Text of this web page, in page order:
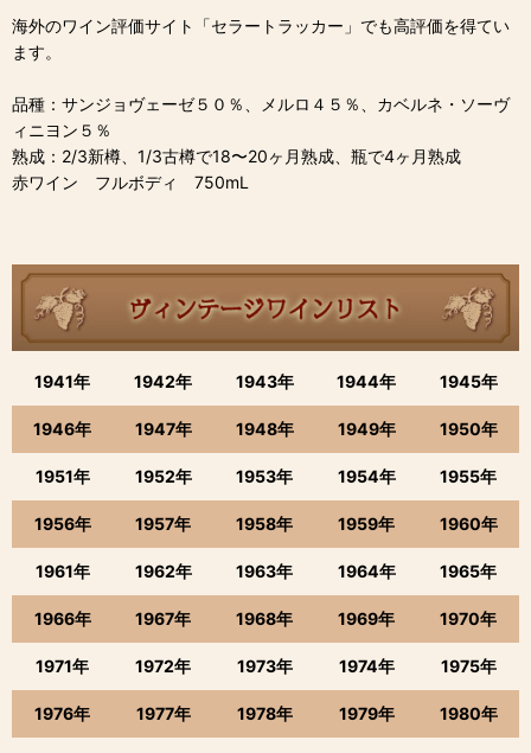
海外のワイン評価サイト「セラートラッカー」でも高評価を得てい
ます。
品種：サンジョヴェーゼ５０％、メルロ４５％、カベルネ・ソーヴ
ィニヨン５％
熟成：2/3新樽、1/3古樽で18〜20ヶ月熟成、瓶で4ヶ月熟成
赤ワイン フルボディ 750mL
1941年 1942年 1943年 1944年 1945年
1946年 1947年 1948年 1949年 1950年
1951年 1952年 1953年 1954年 1955年
1956年 1957年 1958年 1959年 1960年
1961年 1962年 1963年 1964年 1965年
1966年 1967年 1968年 1969年 1970年
1971年 1972年 1973年 1974年 1975年
1976年 1977年 1978年 1979年 1980年